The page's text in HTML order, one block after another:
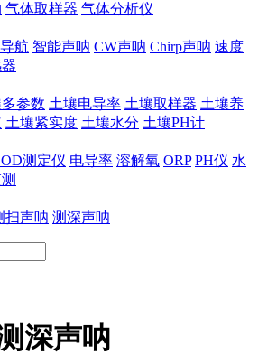
气体取样器 气体分析仪
航 智能声呐 CW声呐 Chirp声呐 速度
参数 土壤电导率 土壤取样器 土壤养
土壤紧实度 土壤水分 土壤PH计
测定仪 电导率 溶解氧 ORP PH仪 水
扫声呐 测深声呐
深声呐